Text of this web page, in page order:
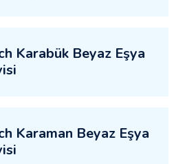
Karabük Beyaz Eşya
Karaman Beyaz Eşya